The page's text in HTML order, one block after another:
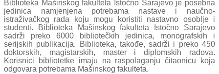
Biblioteka Mašinskog fakulteta Istočno Sarajevo je posebna
jedinica namjenjena potrebama nastave i naučno-
istraživačkog rada koju mogu koristiti nastavno osoblje i
studenti. Biblioteka Mašinskog fakulteta Istočno Sarajevo
sadrži preko 6000 bibliotečkih jedinica, monografskih i
serijskih publikacija. Biblioteka, takođe, sadrži i preko 450
doktorskih, magistarskih, master i diplomskih radova.
Korisnici bibliotetke imaju na raspolaganju čitaonicu koja
odgovara potrebama Mašinskog fakulteta.